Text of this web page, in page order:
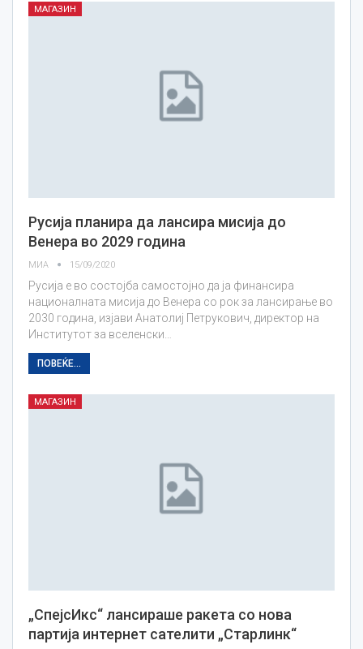
МАГАЗИН
Русија планира да лансира мисија до
Венера во 2029 година
МИА 15/09/2020
Русија е во состојба самостојно да ја финансира
националната мисија до Венера со рок за лансирање во
2030 година, изјави Анатолиј Петрукович, директор на
Институтот за вселенски…
ПОВЕЌЕ...
МАГАЗИН
„СпејсИкс“ лансираше ракета со нова
партија интернет сателити „Старлинк“